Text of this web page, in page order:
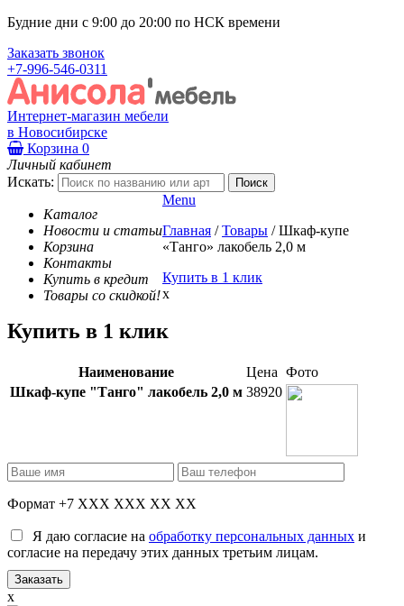
Будние дни с 9:00 до 20:00 по НСК времени
Заказать звонок
+7-996-546-0311
Интернет-магазин мебели
в Новосибирске
Корзина 0
Личный кабинет
Искать:
Каталог
Новости и статьи
Корзина
Контакты
Купить в кредит
Товары со скидкой!
Menu
Главная / Товары / Шкаф-купе
«Танго» лакобель 2,0 м
Купить в 1 клик
x
Купить в 1 клик
Наименование Цена Фото
Шкаф-купе "Танго" лакобель 2,0 м 38920
Формат +7 XXX XXX XX XX
Я даю согласие на обработку персональных данных и
согласие на передачу этих данных третьим лицам.
x